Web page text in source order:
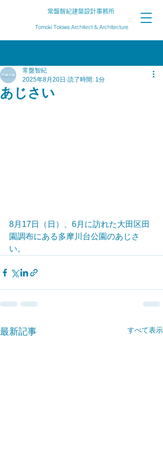
常盤智紀建築設計事務所
Tomoki Tokiwa Architect & Architecture
あじさい
常盤智紀
2025年8月20日 読了時間: 1分
8月17日（日）、6月に訪れた大田区田
園調布にある多摩川台公園のあじさ
い。
最新記事 すべて表示